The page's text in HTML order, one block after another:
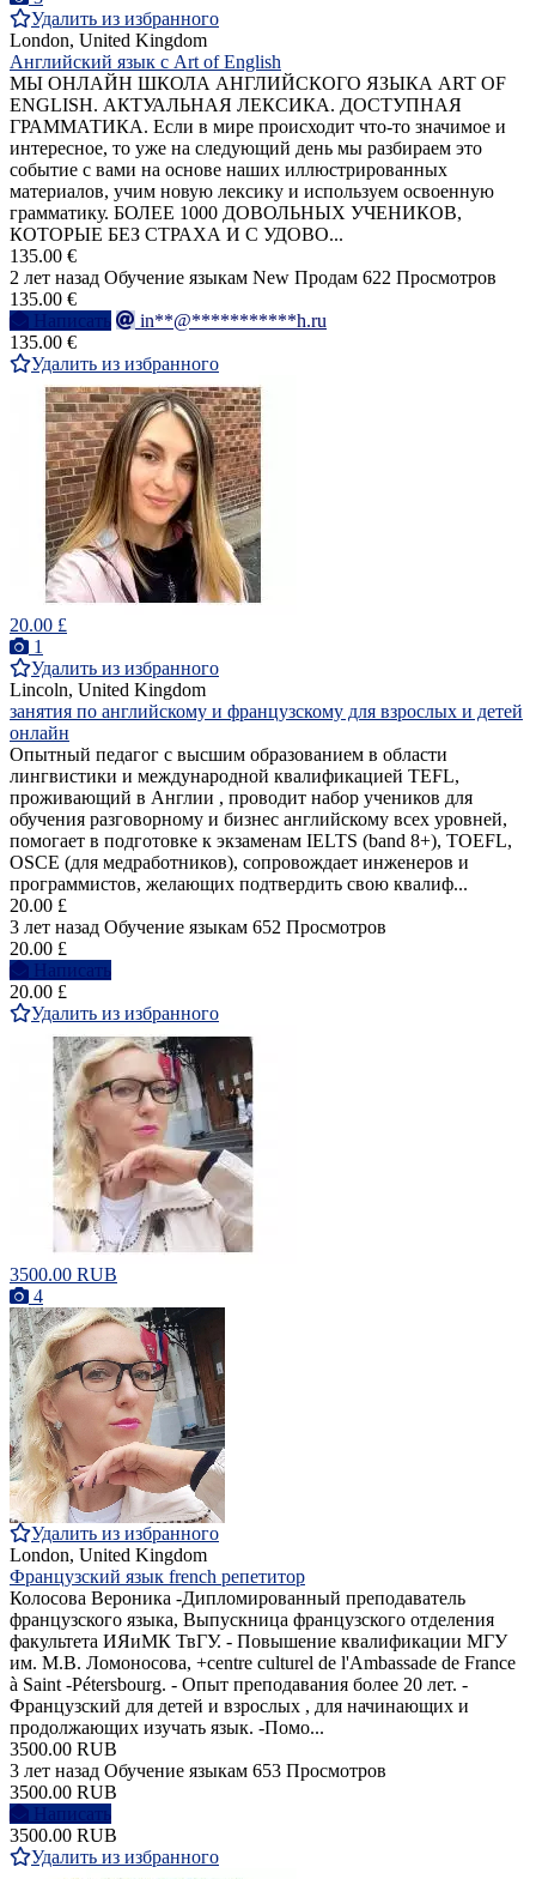
Удалить из избранного
London, United Kingdom
Английский язык с Art of English
МЫ ОНЛАЙН ШКОЛА АНГЛИЙСКОГО ЯЗЫКА ART OF
ENGLISH. АКТУАЛЬНАЯ ЛЕКСИКА. ДОСТУПНАЯ
ГРАММАТИКА. Если в мире происходит что-то значимое и
интересное, то уже на следующий день мы разбираем это
событие с вами на основе наших иллюстрированных
материалов, учим новую лексику и используем освоенную
грамматику. БОЛЕЕ 1000 ДОВОЛЬНЫХ УЧЕНИКОВ,
КОТОРЫЕ БЕЗ СТРАХА И С УДОВО...
135.00 €
2 лет назад Обучение языкам New Продам 622 Просмотров
135.00 €
Написать
in**@***********h.ru
135.00 €
Удалить из избранного
20.00 £
1
Удалить из избранного
Lincoln, United Kingdom
занятия по английскому и французскому для взрослых и детей
онлайн
Опытный педагог с высшим образованием в области
лингвистики и международной квалификацией TEFL,
проживающий в Англии , проводит набор учеников для
обучения разговорному и бизнес английскому всех уровней,
помогает в подготовке к экзаменам IELTS (band 8+), TOEFL,
OSCE (для медработников), сопровождает инженеров и
программистов, желающих подтвердить свою квалиф...
20.00 £
3 лет назад Обучение языкам 652 Просмотров
20.00 £
Написать
20.00 £
Удалить из избранного
3500.00 RUB
4
Удалить из избранного
London, United Kingdom
Французский язык french репетитор
Колосова Вероника -Дипломированный преподаватель
французского языка, Выпускница французского отделения
факультета ИЯиМК ТвГУ. - Повышение квалификации МГУ
им. М.В. Ломоносова, +centre culturel de l'Ambassade de France
à Saint -Pétersbourg. - Опыт преподавания более 20 лет. -
Французский для детей и взрослых , для начинающих и
продолжающих изучать язык. -Помо...
3500.00 RUB
3 лет назад Обучение языкам 653 Просмотров
3500.00 RUB
Написать
3500.00 RUB
Удалить из избранного